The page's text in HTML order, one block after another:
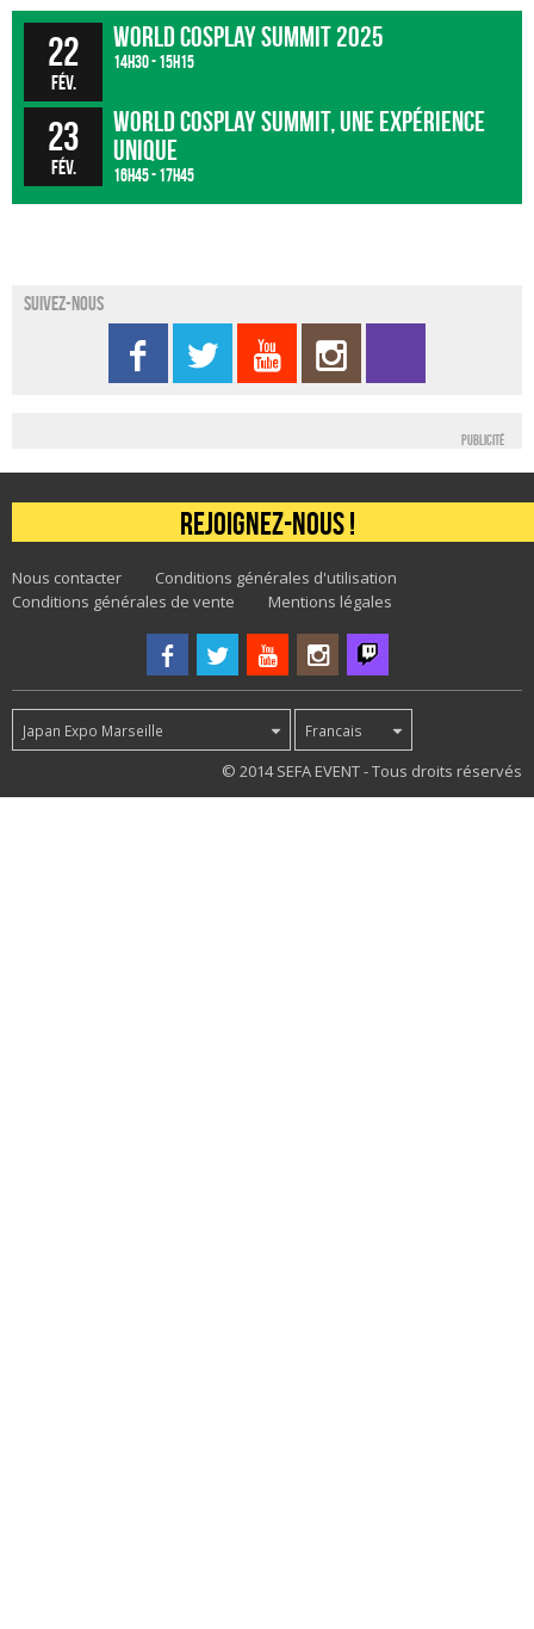
22
fév.
World Cosplay Summit 2025
14h30 - 15h15
23
fév.
World Cosplay Summit, une expérience
unique
16h45 - 17h45
Suivez-nous
Publicité
Rejoignez-nous !
Nous contacter
Conditions générales d'utilisation
Conditions générales de vente
Mentions légales
Japan Expo Marseille Francais
© 2014 SEFA EVENT - Tous droits réservés